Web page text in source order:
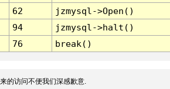
62
jzmysql->Open()
94
jzmysql->halt()
76 break()
的访问不便我们深感歉意.